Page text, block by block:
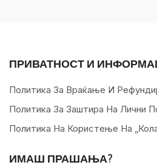
ПРИВАТНОСТ И
Политика За Враќање И
Политика За Заштира На Лични
Политика На Користење На
ИМАШ ПРАШАЊА?